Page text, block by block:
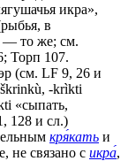
икра»,
в
— то же; см.
Торп 107.
(см. LF 9, 26 и
-krìkti
«сыпать,
128 и сл.)
кря́кать и
не связано с икра́,